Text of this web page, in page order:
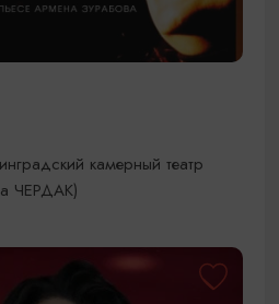
камерный театр
ЧЕРДАК)